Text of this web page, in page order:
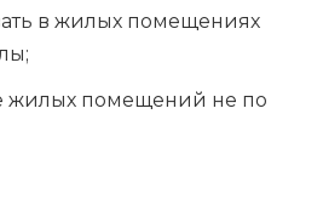
в жилых помещениях
жилых помещений не по